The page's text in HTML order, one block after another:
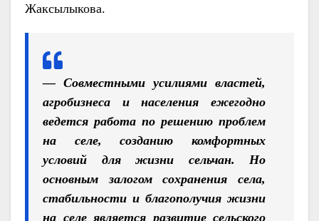
Жаксылыкова.
— Совместными усилиями властей,
агробизнеса и населения ежегодно
ведется работа по решению проблем
на селе, созданию комфортных
условий для жизни сельчан. Но
основным залогом сохранения села,
стабильности и благополучия жизни
на селе является развитие сельского